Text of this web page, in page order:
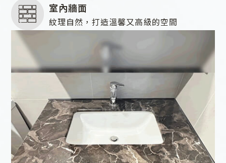
室內牆面
紋理自然，打造溫馨又高級的空間